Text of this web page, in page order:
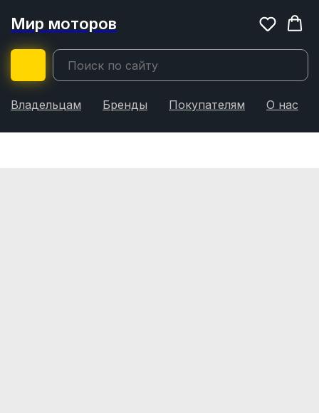
Мир моторов
Владельцам Бренды Покупателям О нас